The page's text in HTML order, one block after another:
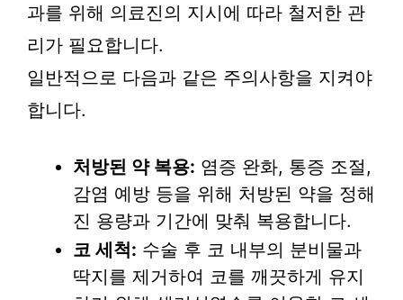
과를 위해 의료진의 지시에 따라 철저한 관
리가 필요합니다.
일반적으로 다음과 같은 주의사항을 지켜야
합니다.
처방된 약 복용: 염증 완화, 통증 조절,
감염 예방 등을 위해 처방된 약을 정해
진 용량과 기간에 맞춰 복용합니다.
코 세척: 수술 후 코 내부의 분비물과
딱지를 제거하여 코를 깨끗하게 유지